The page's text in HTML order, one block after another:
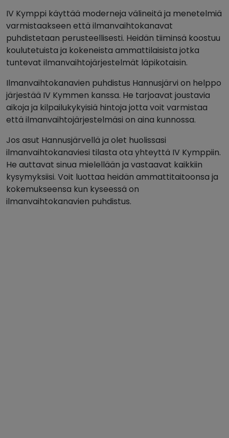
IV Kymppi käyttää moderneja välineitä ja menetelmiä
varmistaakseen että ilmanvaihtokanavat
puhdistetaan perusteellisesti. Heidän tiiminsä koostuu
koulutetuista ja kokeneista ammattilaisista jotka
tuntevat ilmanvaihtojärjestelmät läpikotaisin.
Ilmanvaihtokanavien puhdistus Hannusjärvi on helppo
järjestää IV Kymmen kanssa. He tarjoavat joustavia
aikoja ja kilpailukykyisiä hintoja jotta voit varmistaa
että ilmanvaihtojärjestelmäsi on aina kunnossa.
Jos asut Hannusjärvellä ja olet huolissasi
ilmanvaihtokanaviesi tilasta ota yhteyttä IV Kymppiin.
He auttavat sinua mielellään ja vastaavat kaikkiin
kysymyksiisi. Voit luottaa heidän ammattitaitoonsa ja
kokemukseensa kun kyseessä on
ilmanvaihtokanavien puhdistus.